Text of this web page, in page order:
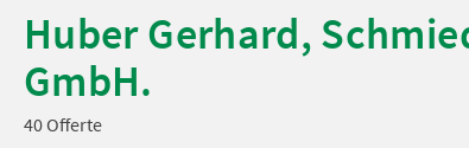
Huber Gerhard,
GmbH.
40 Offerte